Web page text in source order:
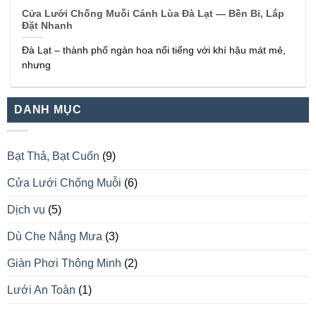
Cửa Lưới Chống Muỗi Cánh Lùa Đà Lạt — Bền Bỉ, Lắp
Đặt Nhanh
Đà Lạt – thành phố ngàn hoa nổi tiếng với khí hậu mát mẻ,
nhưng
DANH MỤC
Bạt Thả, Bạt Cuốn (9)
Cửa Lưới Chống Muỗi (6)
Dịch vụ (5)
Dù Che Nắng Mưa (3)
Giàn Phơi Thông Minh (2)
Lưới An Toàn (1)